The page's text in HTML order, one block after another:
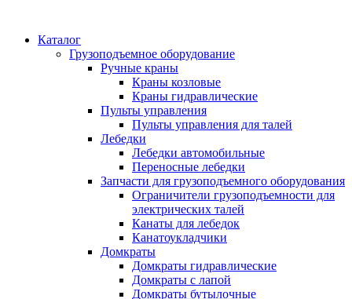
Каталог
Грузоподъемное оборудование
Ручные краны
Краны козловые
Краны гидравлические
Пульты управления
Пульты управления для талей
Лебедки
Лебедки автомобильные
Переносные лебедки
Запчасти для грузоподъемного оборудования
Ограничители грузоподъемности для
электрических талей
Канаты для лебедок
Канатоукладчики
Домкраты
Домкраты гидравлические
Домкраты с лапой
Домкраты бутылочные